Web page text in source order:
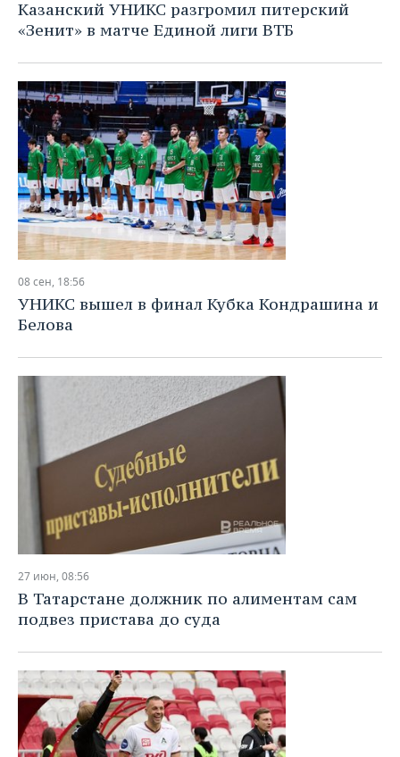
Казанский УНИКС разгромил питерский
«Зенит» в матче Единой лиги ВТБ
08 сен, 18:56
УНИКС вышел в финал Кубка Кондрашина и
Белова
27 июн, 08:56
В Татарстане должник по алиментам сам
подвез пристава до суда